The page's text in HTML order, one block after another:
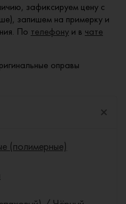
зафиксируем цену с
запишем на примерку и
По телефону и в чате
оправы
(полимерные)